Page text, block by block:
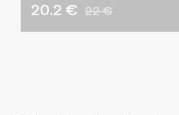
20.2 € 22 €